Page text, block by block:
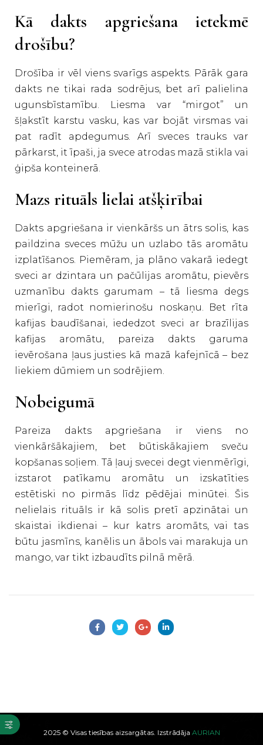
Kā dakts apgriešana ietekmē
drošību?
Drošība ir vēl viens svarīgs aspekts. Pārāk gara
dakts ne tikai rada sodrējus, bet arī palielina
ugunsbīstamību. Liesma var “mirgot” un
šļakstīt karstu vasku, kas var bojāt virsmas vai
pat radīt apdegumus. Arī sveces trauks var
pārkarst, it īpaši, ja svece atrodas mazā stikla vai
ģipša konteinerā.
Mazs rituāls lielai atšķirībai
Dakts apgriešana ir vienkāršs un ātrs solis, kas
paildzina sveces mūžu un uzlabo tās aromātu
izplatīšanos. Piemēram, ja plāno vakarā iedegt
sveci ar dzintara un pačūlijas aromātu, pievērs
uzmanību dakts garumam – tā liesma degs
mierīgi, radot nomierinošu noskaņu. Bet rīta
kafijas baudīšanai, iededzot sveci ar brazīlijas
kafijas aromātu, pareiza dakts garuma
ievērošana ļaus justies kā mazā kafejnīcā – bez
liekiem dūmiem un sodrējiem.
Nobeigumā
Pareiza dakts apgriešana ir viens no
vienkāršākajiem, bet būtiskākajiem sveču
kopšanas soļiem. Tā ļauj svecei degt vienmērīgi,
izstarot patīkamu aromātu un izskatīties
estētiski no pirmās līdz pēdējai minūtei. Šis
nelielais rituāls ir kā solis pretī apzinātai un
skaistai ikdienai – kur katrs aromāts, vai tas
būtu jasmīns, kanēlis un ābols vai marakuja un
mango, var tikt izbaudīts pilnā mērā.
2025 © Visas tiesības aizsargātas. Izstrādāja AURIAN